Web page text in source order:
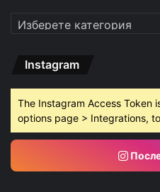
Категории
Instagram
The Instagram Access Token
options page > Integrations,